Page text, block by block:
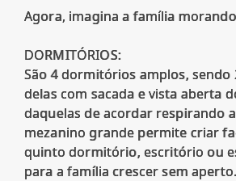
Agora, imagina a família
DORMITÓRIOS:
São 4 dormitórios amplos, sendo
delas com sacada e vista aberta
daquelas de acordar respirando
mezanino grande permite criar
quinto dormitório, escritório ou
para a família crescer sem aperto.